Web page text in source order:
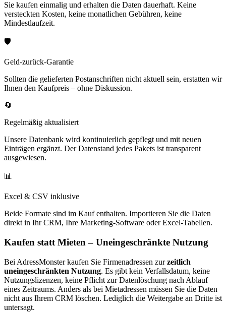
Sie kaufen einmalig und erhalten die Daten dauerhaft. Keine
versteckten Kosten, keine monatlichen Gebühren, keine
Mindestlaufzeit.
🛡️
Geld-zurück-Garantie
Sollten die gelieferten Postanschriften nicht aktuell sein, erstatten wir
Ihnen den Kaufpreis – ohne Diskussion.
🔄
Regelmäßig aktualisiert
Unsere Datenbank wird kontinuierlich gepflegt und mit neuen
Einträgen ergänzt. Der Datenstand jedes Pakets ist transparent
ausgewiesen.
📊
Excel & CSV inklusive
Beide Formate sind im Kauf enthalten. Importieren Sie die Daten
direkt in Ihr CRM, Ihre Marketing-Software oder Excel-Tabellen.
Kaufen statt Mieten – Uneingeschränkte Nutzung
Bei AdressMonster kaufen Sie Firmenadressen zur zeitlich
uneingeschränkten Nutzung. Es gibt kein Verfallsdatum, keine
Nutzungslizenzen, keine Pflicht zur Datenlöschung nach Ablauf
eines Zeitraums. Anders als bei Mietadressen müssen Sie die Daten
nicht aus Ihrem CRM löschen. Lediglich die Weitergabe an Dritte ist
untersagt.